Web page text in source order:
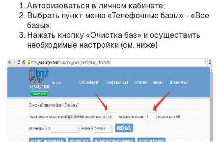
Авторизоваться в личном кабинете;
Выбрать пункт меню «Телефонные базы» - «Все
базы»;
Нажать кнопку «Очистка баз» и осуществить
необходимые настройки (см. ниже)